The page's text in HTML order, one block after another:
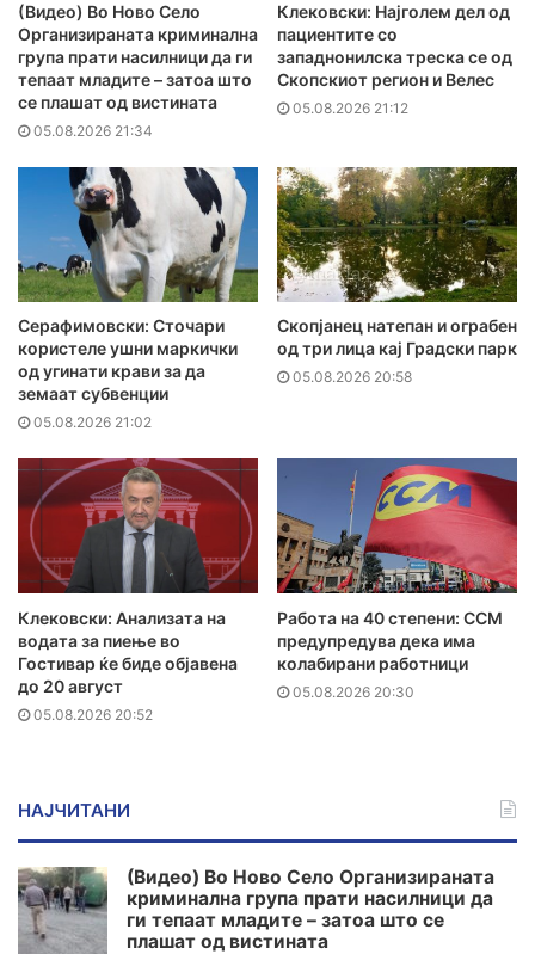
(Видео) Во Ново Село
Организираната криминална
група прати насилници да ги
тепаат младите – затоа што
се плашат од вистината
05.08.2026 21:34
Клековски: Најголем дел од
пациентите сo
западнонилска треска се од
Скопскиот регион и Велес
05.08.2026 21:12
Серафимовски: Сточари
користеле ушни маркички
од угинати крави за да
земаат субвенции
05.08.2026 21:02
Скопјанец натепан и ограбен
од три лица кај Градски парк
05.08.2026 20:58
Клековски: Анализата на
водата за пиење во
Гостивар ќе биде објавена
до 20 август
05.08.2026 20:52
Работа на 40 степени: ССМ
предупредува дека има
колабирани работници
05.08.2026 20:30
НАЈЧИТАНИ
(Видео) Во Ново Село Организираната
криминална група прати насилници да
ги тепаат младите – затоа што се
плашат од вистината